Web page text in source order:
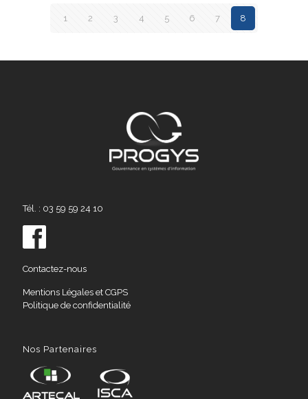
1 2 3 4 5 6 7 8
Tél. : 03 59 59 24 10
Contactez-nous
Mentions Légales et CGPS
Politique de confidentialité
Nos Partenaires